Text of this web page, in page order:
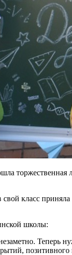
класс
школы:
Теперь